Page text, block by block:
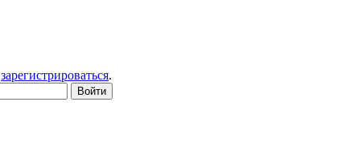
зарегистрироваться.